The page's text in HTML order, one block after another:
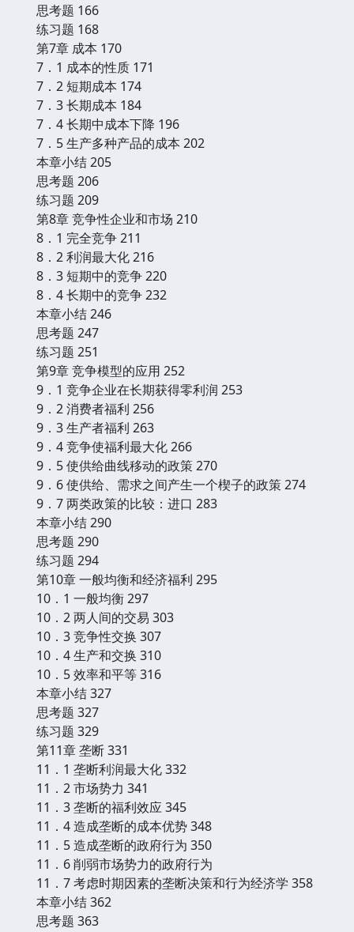
思考题 166
练习题 168
第7章 成本 170
7．1 成本的性质 171
7．2 短期成本 174
7．3 长期成本 184
7．4 长期中成本下降 196
7．5 生产多种产品的成本 202
本章小结 205
思考题 206
练习题 209
第8章 竞争性企业和市场 210
8．1 完全竞争 211
8．2 利润最大化 216
8．3 短期中的竞争 220
8．4 长期中的竞争 232
本章小结 246
思考题 247
练习题 251
第9章 竞争模型的应用 252
9．1 竞争企业在长期获得零利润 253
9．2 消费者福利 256
9．3 生产者福利 263
9．4 竞争使福利最大化 266
9．5 使供给曲线移动的政策 270
9．6 使供给、需求之间产生一个楔子的政策 274
9．7 两类政策的比较：进口 283
本章小结 290
思考题 290
练习题 294
第10章 一般均衡和经济福利 295
10．1 一般均衡 297
10．2 两人间的交易 303
10．3 竞争性交换 307
10．4 生产和交换 310
10．5 效率和平等 316
本章小结 327
思考题 327
练习题 329
第11章 垄断 331
11．1 垄断利润最大化 332
11．2 市场势力 341
11．3 垄断的福利效应 345
11．4 造成垄断的成本优势 348
11．5 造成垄断的政府行为 350
11．6 削弱市场势力的政府行为
11．7 考虑时期因素的垄断决策和行为经济学 358
本章小结 362
思考题 363